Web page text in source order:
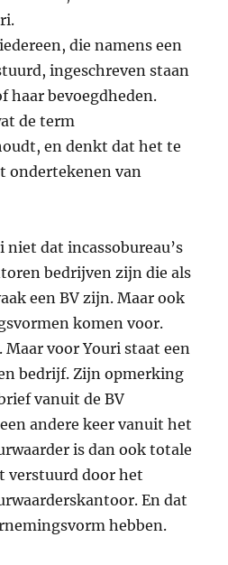
die namens een
ingeschreven staan
haar bevoegdheden.
de term
en denkt dat het te
ondertekenen van
dat incassobureau’s
bedrijven zijn die als
een BV zijn. Maar ook
komen voor.
Maar voor Youri staat een
bedrijf. Zijn opmerking
vanuit de BV
andere keer vanuit het
is dan ook totale
verstuurd door het
En dat
hebben.